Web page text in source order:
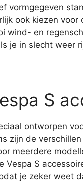
vormgegeven
ook kiezen
wind- en
je in slecht weer
S
ontworpen
zijn de
meerdere
Vespa S
je zeker weet